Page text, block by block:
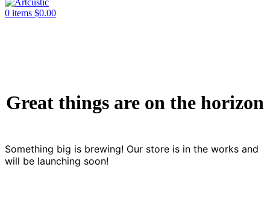
0 items $0.00
Great things are on the horizon
Something big is brewing! Our store is in the works and
will be launching soon!